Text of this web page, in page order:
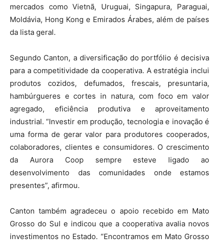
mercados como Vietnã, Uruguai, Singapura, Paraguai,
Moldávia, Hong Kong e Emirados Árabes, além de países
da lista geral.
Segundo Canton, a diversificação do portfólio é decisiva
para a competitividade da cooperativa. A estratégia inclui
produtos cozidos, defumados, frescais, presuntaria,
hambúrgueres e cortes in natura, com foco em valor
agregado, eficiência produtiva e aproveitamento
industrial. “Investir em produção, tecnologia e inovação é
uma forma de gerar valor para produtores cooperados,
colaboradores, clientes e consumidores. O crescimento
da Aurora Coop sempre esteve ligado ao
desenvolvimento das comunidades onde estamos
presentes”, afirmou.
Canton também agradeceu o apoio recebido em Mato
Grosso do Sul e indicou que a cooperativa avalia novos
investimentos no Estado. “Encontramos em Mato Grosso